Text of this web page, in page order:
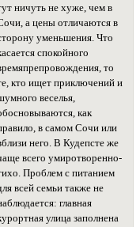
ничуть не хуже, чем в
а цены отличаются в
уменьшения. Что
спокойного
то
кто ищет приключений и
веселья,
как
в самом Сочи или
него. В Кудепсте же
всего умиротворенно-
Проблем с питанием
всей семьи также не
главная
улица заполнена